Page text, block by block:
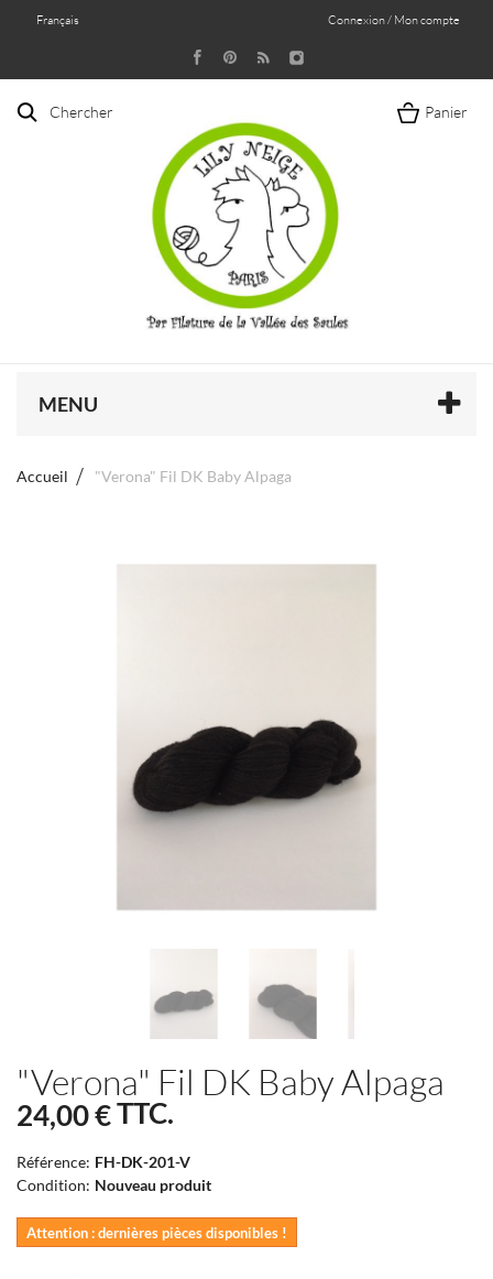
Français Connexion / Mon compte
Chercher Panier
MENU
Accueil "Verona" Fil DK Baby Alpaga
"Verona" Fil DK Baby Alpaga
24,00 €TTC.
Référence: FH-DK-201-V
Condition: Nouveau produit
Attention : dernières pièces disponibles !